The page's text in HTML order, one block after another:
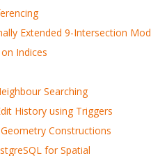
Extended 9-Intersection
Indices
Searching
History using Triggers
Constructions
for Spatial